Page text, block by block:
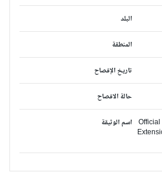
البلد
المنطقة
تاريخ الإفصاح
حالة الافصاح
اسم الوثيقة